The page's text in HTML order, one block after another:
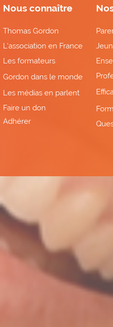
Nous connaître
Thomas Gordon
L'association en France
Les formateurs
Gordon dans le monde
Les médias en parlent
Adhérer
Faire un don